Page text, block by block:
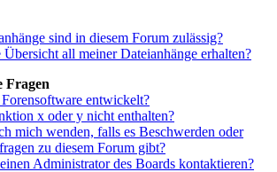
sind in diesem Forum zulässig?
all meiner Dateianhänge erhalten?
Fragen
entwickelt?
x oder y nicht enthalten?
mich wenden, falls es Beschwerden oder
zu diesem Forum gibt?
Administrator des Boards kontaktieren?